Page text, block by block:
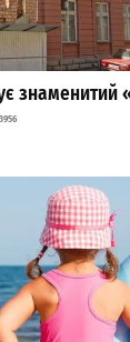
знаменитий
3956